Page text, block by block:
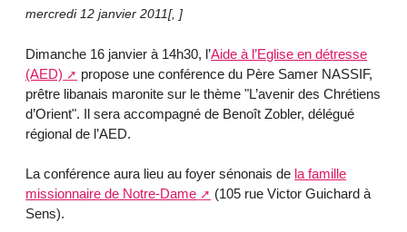
mercredi 12 janvier 2011[, ]
Dimanche 16 janvier à 14h30, l’Aide à l’Eglise en détresse
(AED)
propose une conférence du Père Samer NASSIF,
prêtre libanais maronite sur le thème "L’avenir des Chrétiens
d’Orient". Il sera accompagné de Benoît Zobler, délégué
régional de l’AED.
La conférence aura lieu au foyer sénonais de la famille
missionnaire de Notre-Dame
(105 rue Victor Guichard à
Sens).